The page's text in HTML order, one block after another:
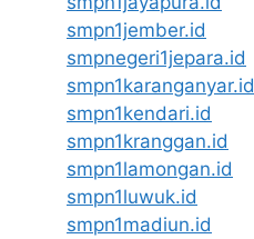
smpn1jember.id
smpnegeri1jepara.id
smpn1karanganyar.id
smpn1kendari.id
smpn1kranggan.id
smpn1lamongan.id
smpn1luwuk.id
smpn1madiun.id